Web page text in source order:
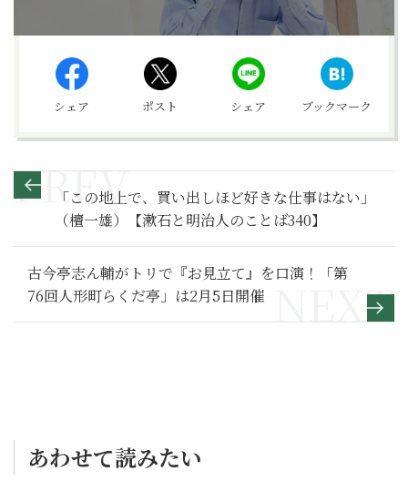
シェア ポスト シェア ブックマーク
「この地上で、買い出しほど好きな仕事はない」
（檀一雄）【漱石と明治人のことば340】
古今亭志ん輔がトリで『お見立て』を口演！「第
76回人形町らくだ亭」は2月5日開催
あわせて読みたい